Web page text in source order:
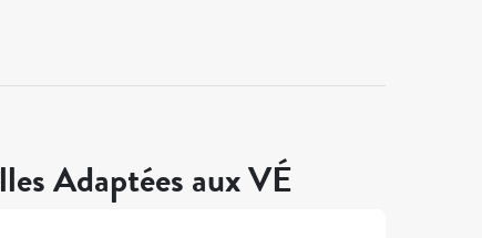
Adaptées aux VÉ